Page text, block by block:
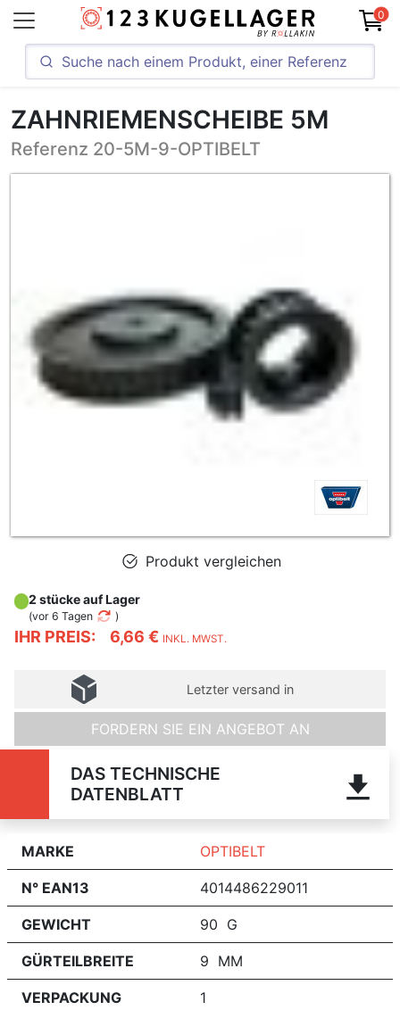
0
ZAHNRIEMENSCHEIBE 5M
Referenz 20-5M-9-OPTIBELT
Produkt vergleichen
IHR PREIS: 6,66 € INKL. MWST.
2 stücke auf Lager
(vor 6 Tagen )
Letzter versand in
FORDERN SIE EIN ANGEBOT AN
DAS TECHNISCHE
DATENBLATT
MARKE OPTIBELT
N° EAN13 4014486229011
GEWICHT 90 G
GÜRTEILBREITE 9 MM
VERPACKUNG 1